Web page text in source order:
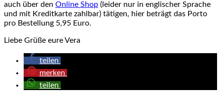
auch über den Online Shop (leider nur in englischer Sprache
und mit Kreditkarte zahlbar) tätigen, hier beträgt das Porto
pro Bestellung 5,95 Euro.
Liebe Grüße eure Vera
teilen
merken
teilen